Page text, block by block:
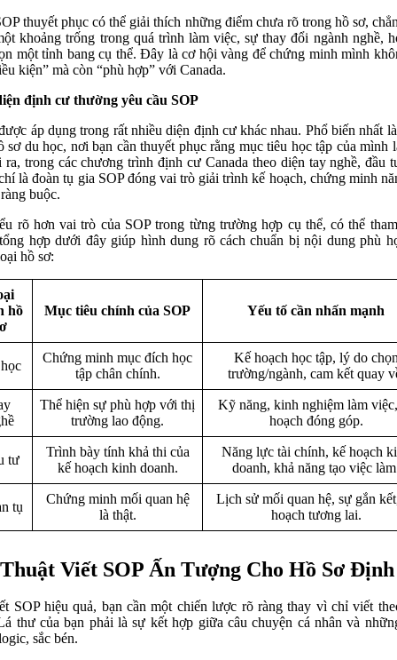
thuyết phục có thể giải thích những điểm chưa rõ trong hồ sơ,
khoảng trống trong quá trình làm việc, sự thay đổi ngành nghề,
một tỉnh bang cụ thể. Đây là cơ hội vàng để chứng minh mình
kiện” mà còn “phù hợp” với Canada.
định cư thường yêu cầu SOP
áp dụng trong rất nhiều diện định cư khác nhau. Phổ biến nhất
sơ du học, nơi bạn cần thuyết phục rằng mục tiêu học tập của mình
ra, trong các chương trình định cư Canada theo diện tay nghề, đầu
là đoàn tụ gia SOP đóng vai trò giải trình kế hoạch, chứng minh
buộc.
rõ hơn vai trò của SOP trong từng trường hợp cụ thể, có thể
hợp dưới đây giúp hình dung rõ cách chuẩn bị nội dung phù
hồ sơ:
hồ
Mục tiêu chính của SOP Yếu tố cần nhấn mạnh
Chứng minh mục đích học
tập chân chính.
Kế hoạch học tập, lý do
trường/ngành, cam kết quay
Thể hiện sự phù hợp với thị
trường lao động.
Kỹ năng, kinh nghiệm làm
hoạch đóng góp.
tư
Trình bày tính khả thi của
kế hoạch kinh doanh.
Năng lực tài chính, kế hoạch
doanh, khả năng tạo việc
tụ
Chứng minh mối quan hệ
là thật.
Lịch sử mối quan hệ, sự gắn
hoạch tương lai.
Viết SOP Ấn Tượng Cho Hồ Sơ
SOP hiệu quả, bạn cần một chiến lược rõ ràng thay vì chỉ viết
thư của bạn phải là sự kết hợp giữa câu chuyện cá nhân và
sắc bén.